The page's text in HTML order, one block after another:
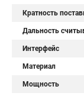
Кратность
Дальность
Интерфейс
Материал
Мощность